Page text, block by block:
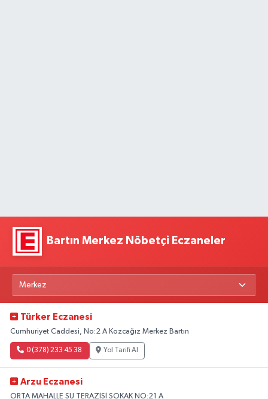
Bartın Merkez Nöbetçi Eczaneler
Türker Eczanesi
Cumhuriyet Caddesi, No:2 A Kozcağız Merkez Bartın
0 (378) 233 45 38 Yol Tarifi Al
Arzu Eczanesi
ORTA MAHALLE SU TERAZİSİ SOKAK NO:21 A